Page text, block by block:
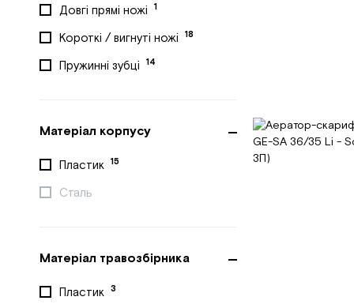
Довгі прямі ножі 1
Короткі / вигнуті ножі 18
Пружинні зубці 14
Матеріал корпусу
Пластик 15
Сталь
Матеріал травозбірника
Пластик 3